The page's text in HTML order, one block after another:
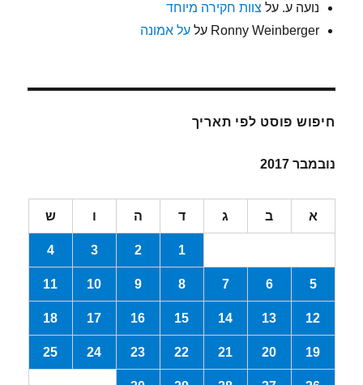
נועה ע. על צוות חקירה מיוחד
Ronny Weinberger עלעל אמונה
חיפוש פוסט לפי תאריך
נובמבר 2017
א ב ג ד ה ו ש
1
2
3
4
5
6
7
8
9
10
11
12
13
14
15
16
17
18
19
20
21
22
23
24
25